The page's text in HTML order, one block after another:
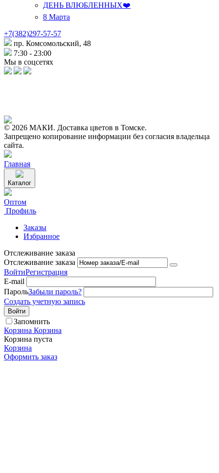
ДЕНЬ ВЛЮБЛЕННЫХ❤️
8 Марта
+7(382)297-57-57
пр. Комсомольский, 48
7:30 - 23:00
Мы в соцсетях
© 2026 МАКИ. Доставка цветов в Томске.
Запрещено копирование информации без согласия владельца
сайта.
Главная
Каталог
Оптом
Профиль
Заказы
Избранное
Отслеживание заказа
Отслеживание заказа
ВойтиРегистрация
E-mail
ПарольЗабыли пароль?
Создать учетную запись
Войти
Запомнить
Корзина Корзина
Корзина пуста
Корзина
Оформить заказ